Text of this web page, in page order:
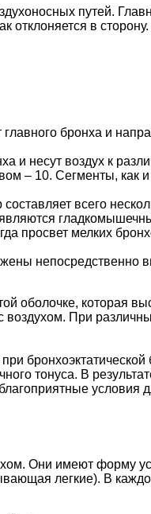
путей.
в
бронха и
и несут воздух к
– 10. Сегменты, как
составляет всего
просвет мелких
непосредственно
оболочке, которая
При
тонуса. В
условия
Они имеют форму
легкие). В